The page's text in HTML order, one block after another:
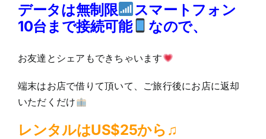
データは無制限
スマートフォン
10台まで接続可能
なので、
お友達とシェアもできちゃいます
端末はお店で借りて頂いて、ご旅行後にお店に返却
いただくだけ
レンタルはUS$25から♫